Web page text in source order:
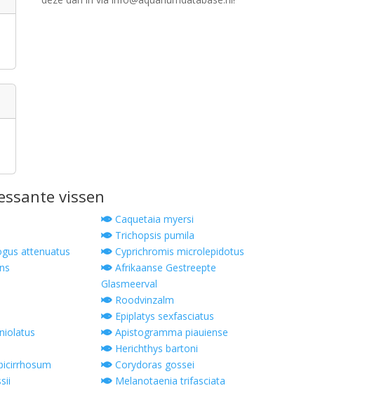
vissen
Caquetaia myersi
Trichopsis pumila
attenuatus
Cyprichromis microlepidotus
Afrikaanse Gestreepte
Glasmeerval
Roodvinzalm
Epiplatys sexfasciatus
Apistogramma piauiense
Herichthys bartoni
Corydoras gossei
Melanotaenia trifasciata